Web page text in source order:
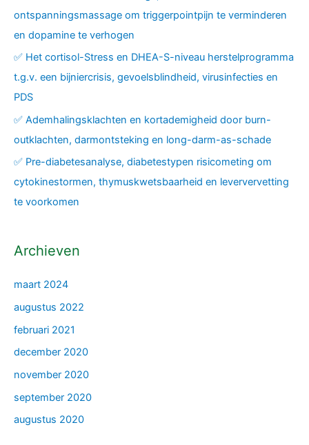
ontspanningsmassage om triggerpointpijn te verminderen
en dopamine te verhogen
✅ Het cortisol-Stress en DHEA-S-niveau herstelprogramma
t.g.v. een bijniercrisis, gevoelsblindheid, virusinfecties en
PDS
✅ Ademhalingsklachten en kortademigheid door burn-
outklachten, darmontsteking en long-darm-as-schade
✅ Pre-diabetesanalyse, diabetestypen risicometing om
cytokinestormen, thymuskwetsbaarheid en leververvetting
te voorkomen
Archieven
maart 2024
augustus 2022
februari 2021
december 2020
november 2020
september 2020
augustus 2020